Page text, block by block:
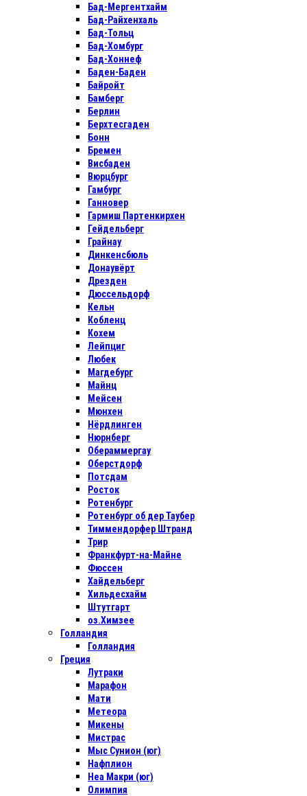
Бад-Мергентхайм
Бад-Райхенхаль
Бад-Тольц
Бад-Хомбург
Бад-Хоннеф
Баден-Баден
Байройт
Бамберг
Берлин
Берхтесгаден
Бонн
Бремен
Висбаден
Вюрцбург
Гамбург
Ганновер
Гармиш Партенкирхен
Гейдельберг
Грайнау
Динкенсбюль
Донаувёрт
Дрезден
Дюссельдорф
Кельн
Кобленц
Кохем
Лейпциг
Любек
Магдебург
Майнц
Мейсен
Мюнхен
Нёрдлинген
Нюрнберг
Обераммергау
Оберстдорф
Потсдам
Росток
Ротенбург
Ротенбург об дер Таубер
Тиммендорфер Штранд
Трир
Франкфурт-на-Майне
Фюссен
Хайдельберг
Хильдесхайм
Штутгарт
оз.Химзее
Голландия
Голландия
Греция
Лутраки
Марафон
Мати
Метеора
Микены
Мистрас
Мыс Сунион (юг)
Нафплион
Неа Макри (юг)
Олимпия